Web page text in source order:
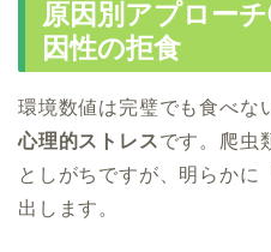
原因別アプロー
因性の拒食
環境数値は完璧でも食べ
心理的ストレスです。爬虫
としがちですが、明らかに
出します。